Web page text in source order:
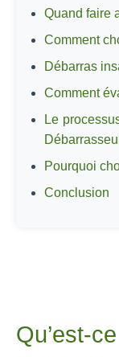
Quand faire
Comment
Débarras
Comment
Le
Pourquoi
Conclusion